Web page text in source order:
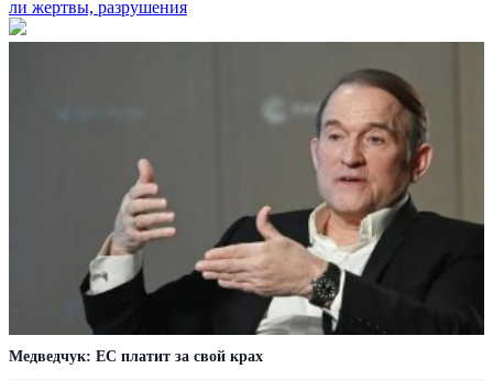
ли жертвы, разрушения
Медведчук: ЕС платит за свой крах